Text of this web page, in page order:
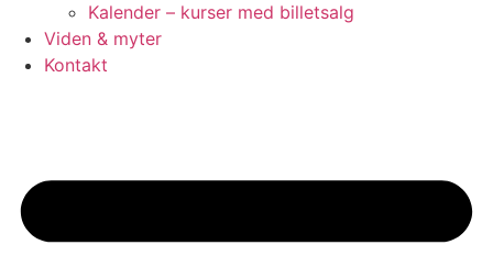
Kalender – kurser med billetsalg
Viden & myter
Kontakt